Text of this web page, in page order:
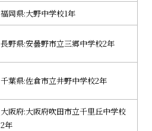
福岡県:大野中学校1年
長野県:安曇野市立三郷中学校2年
千葉県:佐倉市立井野中学校2年
大阪府:大阪府吹田市立千里丘中学校
2年